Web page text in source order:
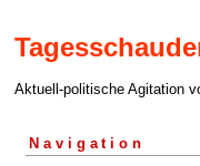
Aktuell-politische Agitation
Navigation